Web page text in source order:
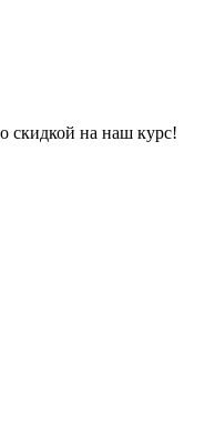
скидкой на наш курс!